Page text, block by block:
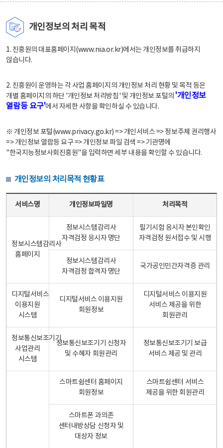
개인정보의 처리 목적
1. 진흥원의 대표홈페이지(www.nia.or.kr)에서는 개인정보를 취급하지
않습니다.
2. 진흥원이 운영하는 각 사업 홈페이지의 개인정보 처리 현황 및 목적 등은
개별 홈페이지의 하단 '개인정보 처리방침' 및 개인정보 포털의 '개인정보
열람등 요구'에서 자세한 사항을 확인하실 수 있습니다.
※ 개인정보 포털(www.privacy.go.kr) => 개인서비스 => 정보주체 권리행사
=> 개인정보 열람등 요구 => 개인정보 파일 검색 => 기관명에
"한국지능정보사회진흥원"을 입력하면 세부 내용을 확인할 수 있습니다.
개인정보의 처리목적 현황표
서비스명 개인정보파일명 처리목적
정보시스템감리사
홈페이지
정보시스템감리사
자격검정 응시자 명단
필기시험 응시자 본인확인
자격검정 원서접수 및 시행
정보시스템감리사
자격검정 합격자 명단
국가공인민간자격증 관리
디지털서비스
이용지원
시스템
디지털서비스 이용지원
회원정보
디지털서비스 이용지원
서비스 제공을 위한
회원관리
정보통신보조기기
사업관리
시스템
정보통신보조기기 신청자
및 수혜자 회원관리
정보통신보조기기 보급
서비스 제공 및 관리
스마트쉼센터 홈페이지
회원정보
스마트쉼센터 서비스
제공을 위한 회원관리
스마트폰 과의존
센터내방상담 신청자 및
대상자 정보